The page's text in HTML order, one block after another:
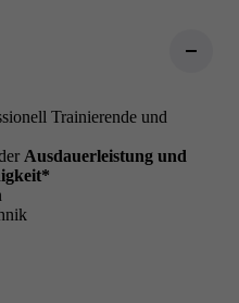
Trainierende und
Ausdauerleistung und